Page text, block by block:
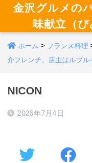
金沢グルメの
味献立（び
ホーム > フランス料理
介フレンチ。店主はルブル
NICON
2026年7月4日